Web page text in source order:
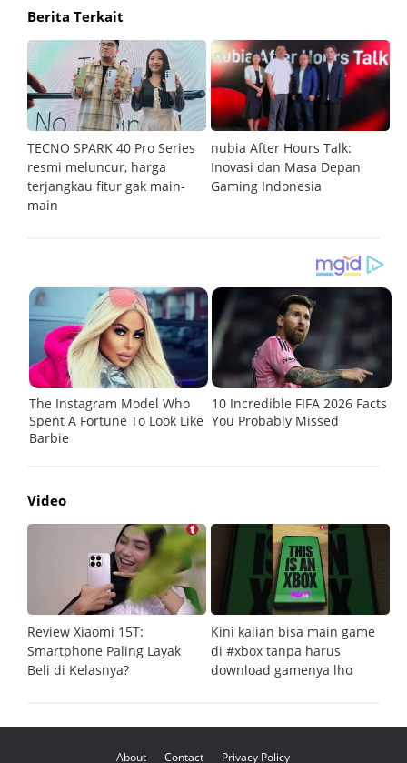
Berita Terkait
TECNO SPARK 40 Pro Series
resmi meluncur, harga
terjangkau fitur gak main-
main
nubia After Hours Talk:
Inovasi dan Masa Depan
Gaming Indonesia
Video
Review Xiaomi 15T:
Smartphone Paling Layak
Beli di Kelasnya?
Kini kalian bisa main game
di #xbox tanpa harus
download gamenya lho
About Contact Privacy Policy